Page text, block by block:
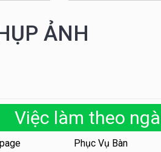
ẢNH
Việc làm theo
Phục Vụ Bàn